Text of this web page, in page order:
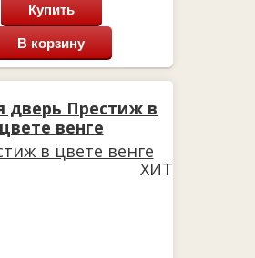
Купить
В корзину
дверь Престиж в
цвете венге
ХИТ